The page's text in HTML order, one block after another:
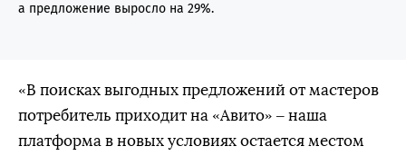
а предложение выросло на 29%.
«В поисках выгодных предложений от мастеров
потребитель приходит на «Авито» – наша
платформа в новых условиях остается местом